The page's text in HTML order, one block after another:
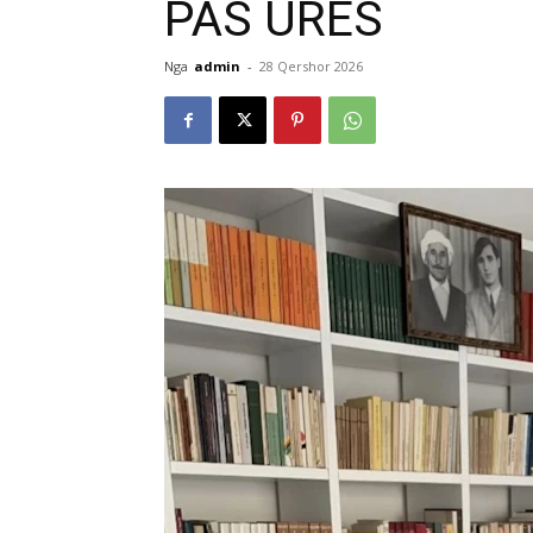
PAS URËS
Nga admin - 28 Qershor 2026